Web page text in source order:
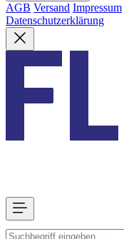
AGB Versand Impressum
Datenschutzerklärung